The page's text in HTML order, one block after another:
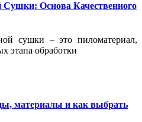
Сушки: Основа Качественного
сушки – это пиломатериал,
этапа обработки
материалы и как выбрать